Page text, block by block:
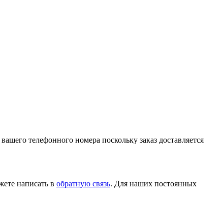
телефонного номера поскольку заказ доставляется
написать в обратную связь. Для наших постоянных